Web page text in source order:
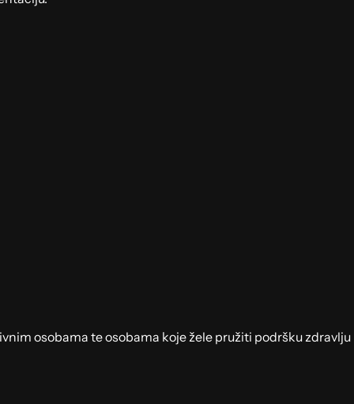
osobama te osobama koje žele pružiti podršku zdravlju